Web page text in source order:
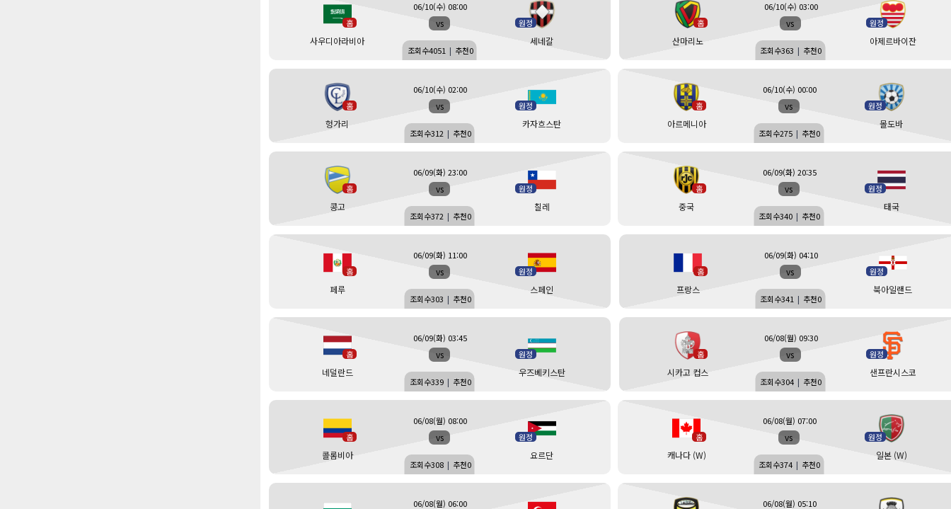
홈
사우디아라비아
vs 원정
세네갈
06/10(수) 08:00
조회수4051 | 추천0
홈
산마리노
vs 원정
아제르바이잔
06/10(수) 03:00
조회수363 | 추천0
홈
헝가리
vs 원정
카자흐스탄
06/10(수) 02:00
조회수312 | 추천0
홈
아르메니아
vs 원정
몰도바
06/10(수) 00:00
조회수275 | 추천0
홈
콩고
vs 원정
칠레
06/09(화) 23:00
조회수372 | 추천0
홈
중국
vs 원정
태국
06/09(화) 20:35
조회수340 | 추천0
홈
페루
vs 원정
스페인
06/09(화) 11:00
조회수303 | 추천0
홈
프랑스
vs 원정
북아일랜드
06/09(화) 04:10
조회수341 | 추천0
홈
네덜란드
vs 원정
우즈베키스탄
06/09(화) 03:45
조회수339 | 추천0
홈
시카고 컵스
vs 원정
샌프란시스코
06/08(월) 09:30
조회수304 | 추천0
홈
콜롬비아
vs 원정
요르단
06/08(월) 08:00
조회수308 | 추천0
홈
캐나다 (W)
vs 원정
일본 (W)
06/08(월) 07:00
조회수374 | 추천0
06/08(월) 06:00 06/08(월) 05:10